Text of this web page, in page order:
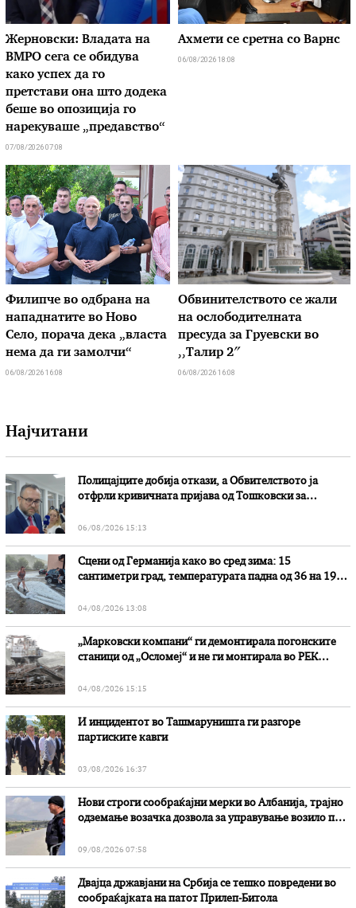
Жерновски: Владата на
ВМРО сега се обидува
како успех да го
претстави она што додека
беше во опозиција го
нарекуваше „предавство“
07/08/2026 07:08
Ахмети се сретна со Варнс
06/08/2026 18:08
Филипче во одбрана на
нападнатите во Ново
Село, порача дека „власта
нема да ги замолчи“
06/08/2026 16:08
Обвинителството се жали
на ослободителната
пресуда за Груевски во
,,Талир 2″
06/08/2026 16:08
Најчитани
Полицајците добија откази, а Обвителството ја
отфрли кривичната пријава од Тошковски за
06/08/2026 15:13
Сцени од Германија како во сред зима: 15
сантиметри град, температурата падна од 36 на 19
04/08/2026 13:08
„Марковски компани“ ги демонтирала погонските
станици од „Осломеј“ и не ги монтирала во РЕК
04/08/2026 15:15
И инцидентот во Ташмаруништa ги разгоре
партиските кавги
03/08/2026 16:37
Нови строги сообраќајни мерки во Aлбанија, трајно
одземање возачка дозвола за управување возило под
09/08/2026 07:58
Двајца државјани на Србија се тешко повредени во
сообраќајката на патот Прилеп-Битола